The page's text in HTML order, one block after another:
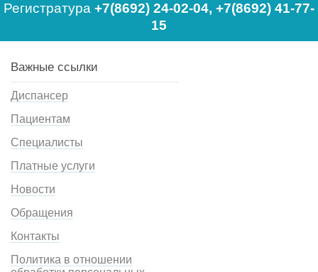
Регистратура +7(8692) 24-02-04, +7(8692) 41-77-
15
Важные ссылки
Диспансер
Пациентам
Специалисты
Платные услуги
Новости
Обращения
Контакты
Политика в отношении